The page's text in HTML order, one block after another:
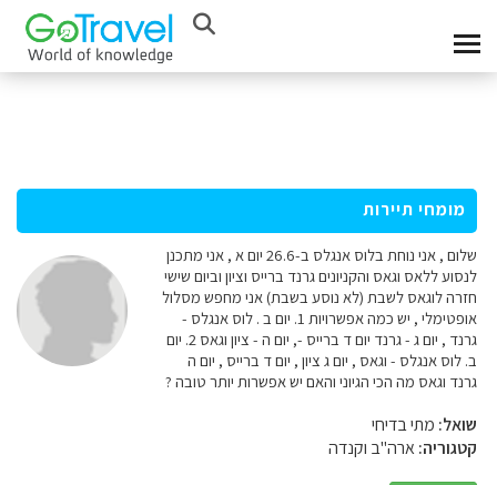
מומחי תיירות
שלום , אני נוחת בלוס אנגלס ב-26.6 יום א , אני מתכנן
לנסוע ללאס וגאס והקניונים גרנד ברייס וציון וביום שישי
חזרה לוגאס לשבת (לא נוסע בשבת) אני מחפש מסלול
אופטימלי , יש כמה אפשרויות 1. יום ב . לוס אנגלס -
גרנד , יום ג - גרנד יום ד ברייס -, יום ה - ציון וגאס 2. יום
ב. לוס אנגלס - וגאס , יום ג ציון , יום ד ברייס , יום ה
גרנד וגאס מה הכי הגיוני והאם יש אפשרות יותר טובה ?
שואל: מתי בדיחי
קטגוריה:ארה"ב וקנדה